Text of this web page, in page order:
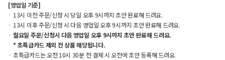
[영업일 기준]
13시 이전 주문/신청 시 당일 오후 9시까지 초안 완료해 드려요.
13시 이후 주문/신청 시 다음 영업일 오후 9시까지 초안 완료해 드려요.
월요일 주문/신청시 다음 영업일 오후 9시까지 초안 완료해 드려요.
* 초특급카드 제외 전 상품 해당됩니다.
초특급카드는 오전 10시 30분 전 결제 시 오전에 초안 등록해 드려요.